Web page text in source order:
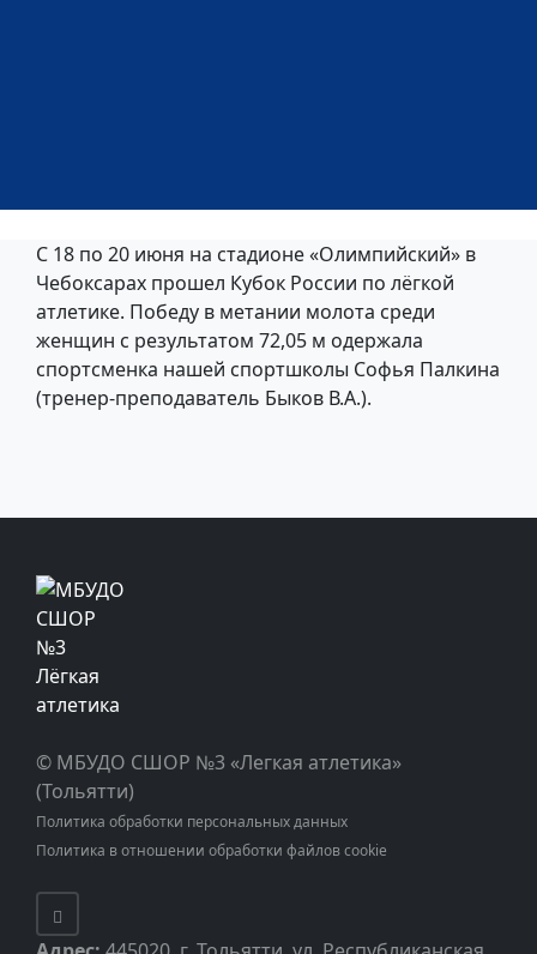
С 18 по 20 июня на стадионе «Олимпийский» в
Чебоксарах прошел Кубок России по лёгкой
атлетике. Победу в метании молота среди
женщин с результатом 72,05 м одержала
спортсменка нашей спортшколы Софья Палкина
(тренер-преподаватель Быков В.А.).
© МБУДО СШОР №3 «Легкая атлетика»
(Тольятти)
Политика обработки персональных данных
Политика в отношении обработки файлов cookie